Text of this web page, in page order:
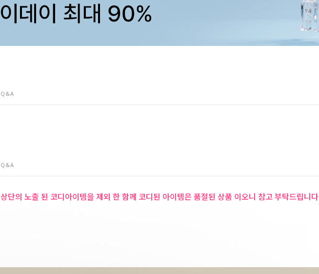
Q&A
Q&A
상단의 노출 된 코디아이템을 제외 한 함께 코디된 아이템은 품절된 상품 이오니 참고 부탁드립니다